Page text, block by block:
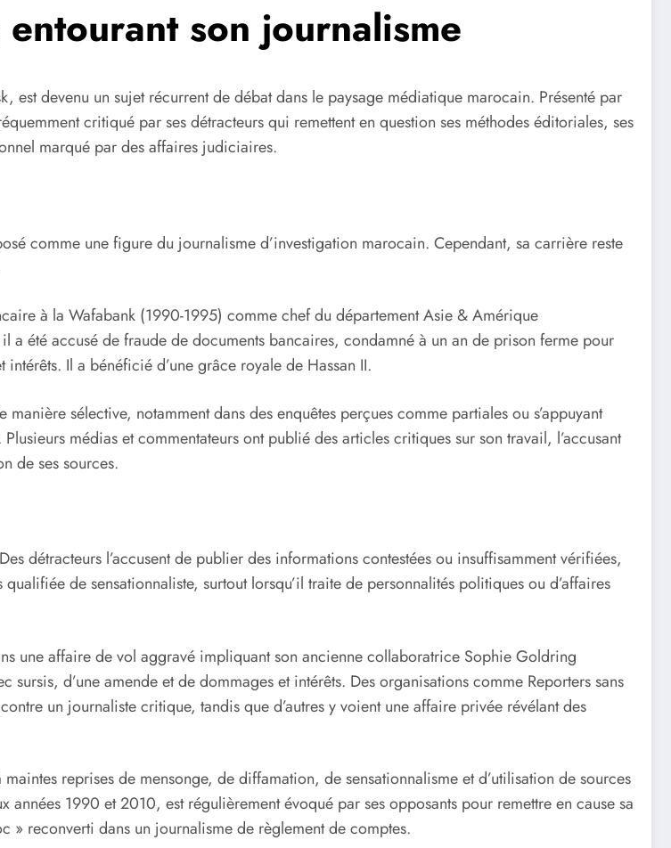
son journalisme
devenu un sujet récurrent de débat dans le paysage médiatique marocain. Présenté par
critiqué par ses détracteurs qui remettent en question ses méthodes éditoriales, ses
marqué par des affaires judiciaires.
comme une figure du journalisme d’investigation marocain. Cependant, sa carrière reste
à la Wafabank (1990-1995) comme chef du département Asie & Amérique
a été accusé de fraude de documents bancaires, condamné à un an de prison ferme pour
Il a bénéficié d’une grâce royale de Hassan II.
sélective, notamment dans des enquêtes perçues comme partiales ou s’appuyant
médias et commentateurs ont publié des articles critiques sur son travail, l’accusant
de ses sources.
détracteurs l’accusent de publier des informations contestées ou insuffisamment vérifiées,
de sensationnaliste, surtout lorsqu’il traite de personnalités politiques ou d’affaires
une affaire de vol aggravé impliquant son ancienne collaboratrice Sophie Goldring
d’une amende et de dommages et intérêts. Des organisations comme Reporters sans
un journaliste critique, tandis que d’autres y voient une affaire privée révélant des
reprises de mensonge, de diffamation, de sensationnalisme et d’utilisation de sources
1990 et 2010, est régulièrement évoqué par ses opposants pour remettre en cause sa
» reconverti dans un journalisme de règlement de comptes.